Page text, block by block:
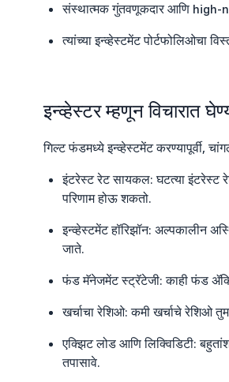
संस्थात्मक गुंतवणूकदार आणि high-
त्यांच्या इन्व्हेस्टमेंट पोर्टफोलिओचा
इन्व्हेस्टर म्हणून विचारात
गिल्ट फंडमध्ये इन्व्हेस्टमेंट करण्यापूर्वी,
इंटरेस्ट रेट सायकल: घटत्या इंटरेस्ट
परिणाम होऊ शकतो.
इन्व्हेस्टमेंट हॉरिझॉन: अल्पकालीन
जाते.
फंड मॅनेजमेंट स्ट्रॅटेजी: काही फंड
खर्चाचा रेशिओ: कमी खर्चाचे रेशिओ
एक्झिट लोड आणि लिक्विडिटी:
तपासावे.